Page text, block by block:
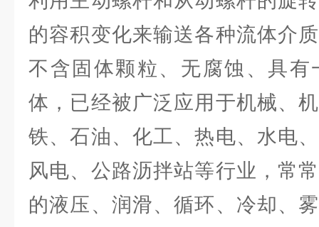
的容积变化来输送各种流体介
不含固体颗粒、无腐蚀、具有
体，已经被广泛应用于机械、
铁、石油、化工、热电、水电
风电、公路沥拌站等行业，常
的液压、润滑、循环、冷却、